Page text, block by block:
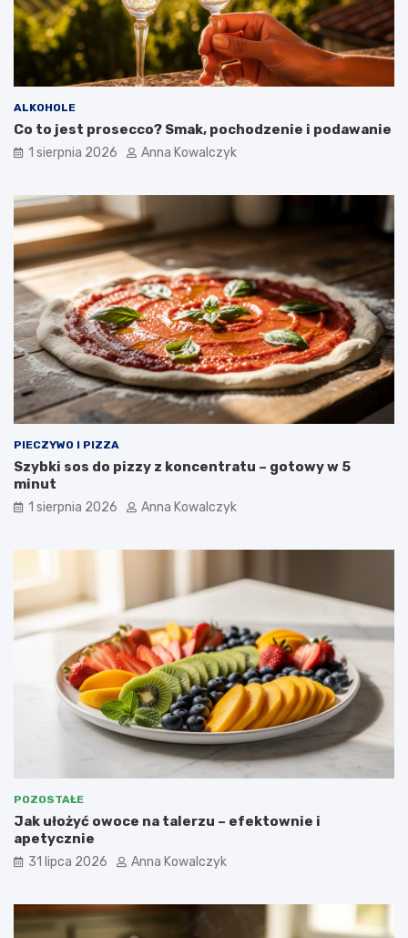
ALKOHOLE
Co to jest prosecco? Smak, pochodzenie i podawanie
1 sierpnia 2026 Anna Kowalczyk
PIECZYWO I PIZZA
Szybki sos do pizzy z koncentratu – gotowy w 5
minut
1 sierpnia 2026 Anna Kowalczyk
POZOSTAŁE
Jak ułożyć owoce na talerzu – efektownie i
apetycznie
31 lipca 2026 Anna Kowalczyk